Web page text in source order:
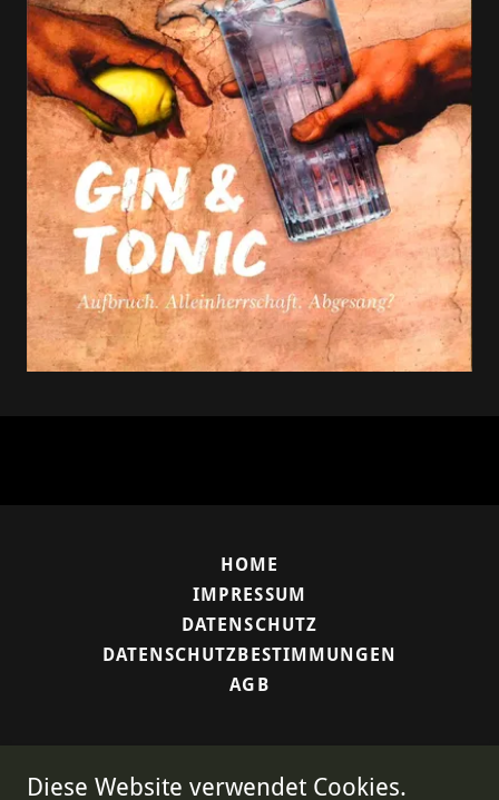
HOME
IMPRESSUM
DATENSCHUTZ
DATENSCHUTZBESTIMMUNGEN
AGB
Diese Website verwendet Cookies.